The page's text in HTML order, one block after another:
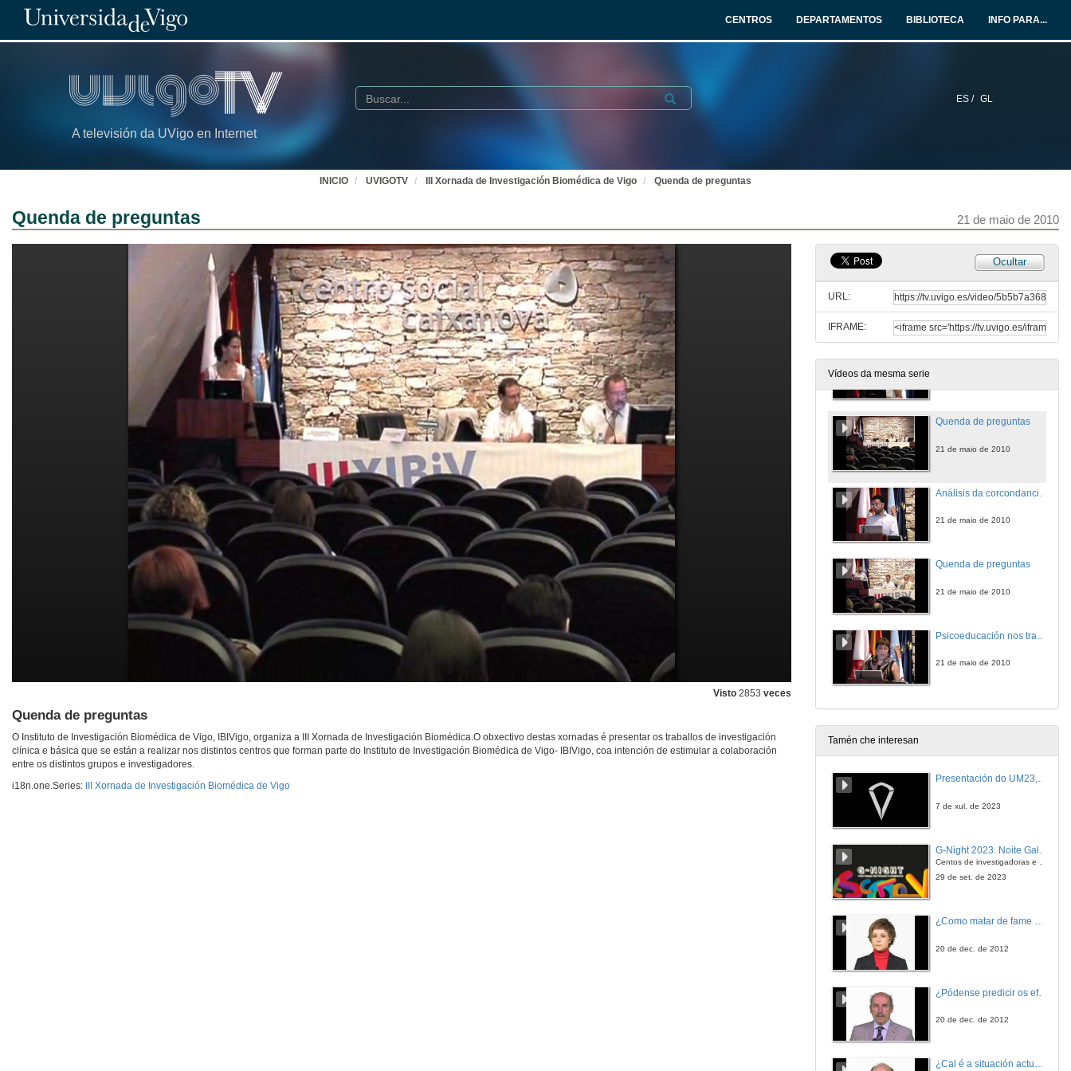
CENTROS DEPARTAMENTOS BIBLIOTECA INFO PARA...
A televisión da UVigo en Internet
ES / GL
Buscar Submit
INICIO UVIGOTV III Xornada de Investigación Biomédica de Vigo Quenda de preguntas
Quenda de preguntas 21 de maio de 2010
Visto 2853 veces
Quenda de preguntas
O Instituto de Investigación Biomédica de Vigo, IBIVigo, organiza a III Xornada de Investigación Biomédica.O obxectivo destas xornadas é presentar os traballos de investigación
clínica e básica que se están a realizar nos distintos centros que forman parte do Instituto de Investigación Biomédica de Vigo- IBIVigo, coa intención de estimular a colaboración
entre os distintos grupos e investigadores.
i18n.one.Series:
III Xornada de Investigación Biomédica de Vigo
Ocultar
URL:
IFRAME:
Vídeos da mesma serie
21 de maio de 2010
21 de maio de 2010
Quenda de preguntas
21 de maio de 2010
21 de maio de 2010
Quenda de preguntas
21 de maio de 2010
21 de maio de 2010
Tamén che interesan
Presentación do UM23, o novo monopraza de UVigo Motorsport
7 de xul. de 2023
Centos de investigadoras e investigadores, decenas de actividades e sete cidades
29 de set. de 2023
¿Como matar de fame as bacterias?
20 de dec. de 2012
¿Pódense predicir os efectos polo achegamento á Terra dos asteroides?
20 de dec. de 2012
¿Cal é a situación actual do consumo cinematográfico?